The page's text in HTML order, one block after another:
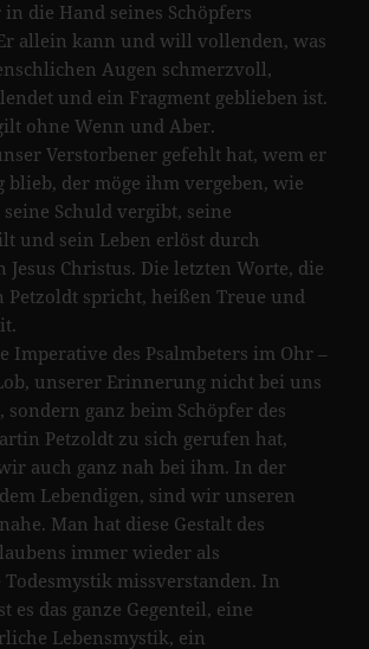
die Hand seines Schöpfers
allein kann und will vollenden, was
Augen schmerzvoll,
und ein Fragment geblieben ist.
ohne Wenn und Aber.
Verstorbener gefehlt hat, wem er
blieb, der möge ihm vergeben, wie
Schuld vergibt, seine
und sein Leben erlöst durch
Jesus Christus. Die letzten Worte, die
Petzoldt spricht, heißen Treue und
Imperative des Psalmbeters im Ohr –
unserer Erinnerung nicht bei uns
sondern ganz beim Schöpfer des
Petzoldt zu sich gerufen hat,
auch ganz nah bei ihm. In der
Lebendigen, sind wir unseren
Man hat diese Gestalt des
immer wieder als
missverstanden. In
das ganze Gegenteil, eine
Lebensmystik, ein